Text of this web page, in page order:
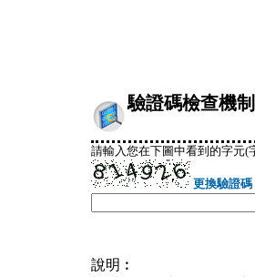
驗證碼檢查機制
請輸入您在下圖中看到的字元(
更換驗證碼
說明︰